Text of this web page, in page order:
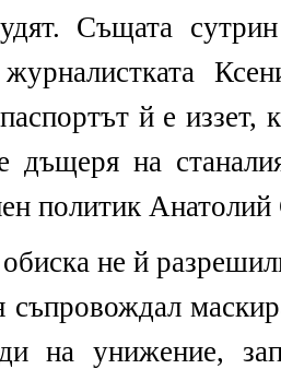
Същата сутрин
й е иззет,
дъщеря на
политик
не й
съпровождал
на унижение,